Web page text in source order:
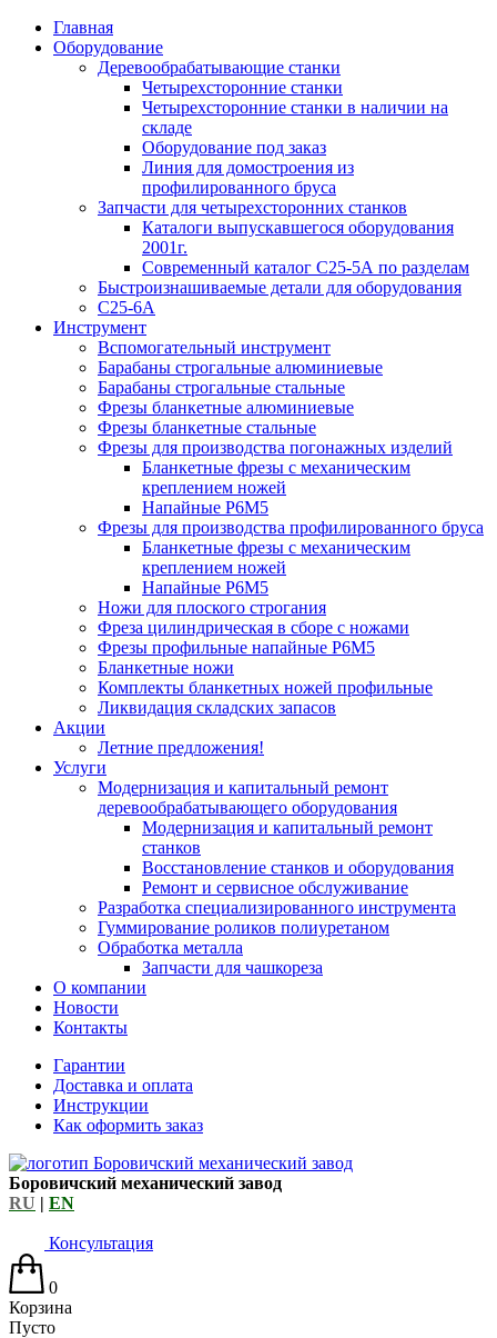
Главная
Оборудование
Деревообрабатывающие станки
Четырехсторонние станки
Четырехсторонние станки в наличии на
складе
Оборудование под заказ
Линия для домостроения из
профилированного бруса
Запчасти для четырехсторонних станков
Каталоги выпускавшегося оборудования
2001г.
Современный каталог С25-5А по разделам
Быстроизнашиваемые детали для оборудования
С25-6А
Инструмент
Вспомогательный инструмент
Барабаны строгальные алюминиевые
Барабаны строгальные стальные
Фрезы бланкетные алюминиевые
Фрезы бланкетные стальные
Фрезы для производства погонажных изделий
Бланкетные фрезы с механическим
креплением ножей
Напайные Р6М5
Фрезы для производства профилированного бруса
Бланкетные фрезы с механическим
креплением ножей
Напайные Р6М5
Ножи для плоского строгания
Фреза цилиндрическая в сборе с ножами
Фрезы профильные напайные Р6М5
Бланкетные ножи
Комплекты бланкетных ножей профильные
Ликвидация складских запасов
Акции
Летние предложения!
Услуги
Модернизация и капитальный ремонт
деревообрабатывающего оборудования
Модернизация и капитальный ремонт
станков
Восстановление станков и оборудования
Ремонт и сервисное обслуживание
Разработка специализированного инструмента
Гуммирование роликов полиуретаном
Обработка металла
Запчасти для чашкореза
О компании
Новости
Контакты
Гарантии
Доставка и оплата
Инструкции
Как оформить заказ
Боровичский механический завод
RU | EN
Консультация
0
Корзина
Пусто